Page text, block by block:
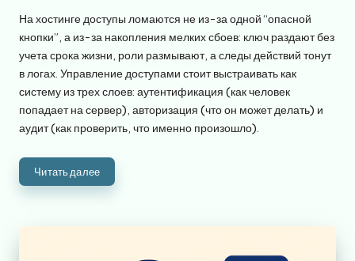
от
На хостинге доступы ломаются не из-за одной “опасной
кнопки”, а из-за накопления мелких сбоев: ключ раздают без
учета срока жизни, роли размывают, а следы действий тонут
в логах. Управление доступами стоит выстраивать как
систему из трех слоев: аутентификация (как человек
попадает на сервер), авторизация (что он может делать) и
аудит (как проверить, что именно произошло).
Читать далее